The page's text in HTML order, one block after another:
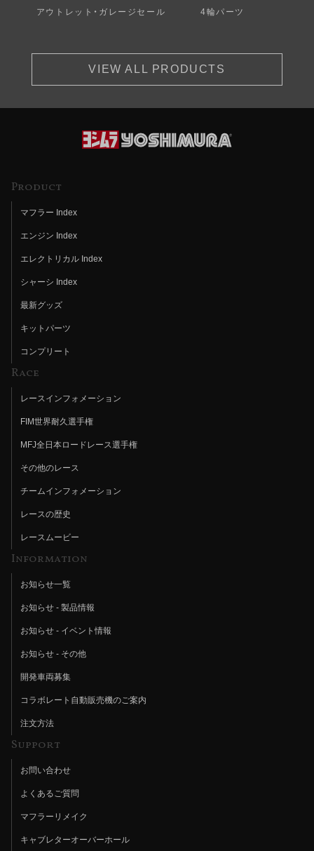
アウトレット・ガレージセール 4輪パーツ
VIEW ALL PRODUCTS
Product
マフラー Index
エンジン Index
エレクトリカル Index
シャーシ Index
最新グッズ
キットパーツ
コンプリート
Race
レースインフォメーション
FIM世界耐久選手権
MFJ全日本ロードレース選手権
その他のレース
チームインフォメーション
レースの歴史
レースムービー
Information
お知らせ一覧
お知らせ - 製品情報
お知らせ - イベント情報
お知らせ - その他
開発車両募集
コラボレート自動販売機のご案内
注文方法
Support
お問い合わせ
よくあるご質問
マフラーリメイク
キャブレターオーバーホール